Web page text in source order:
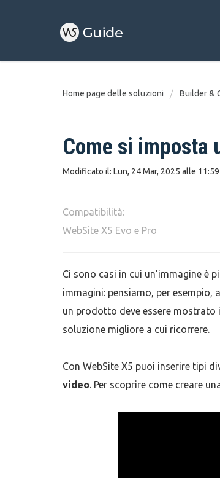
Home page delle soluzioni Builder &
Come si imposta
Modificato il: Lun, 24 Mar, 2025 alle
Compatibilità:
WebSite X5 Evo e Pro
Ci sono casi in cui un’immagine è
immagini: pensiamo, per
un prodotto deve essere mostrato
soluzione migliore a cui ricorrere.
Con WebSite X5 puoi inserire tipi
video. Per scoprire come creare